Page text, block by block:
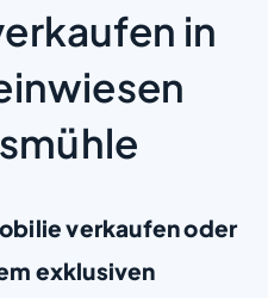
in
verkaufen oder
exklusiven